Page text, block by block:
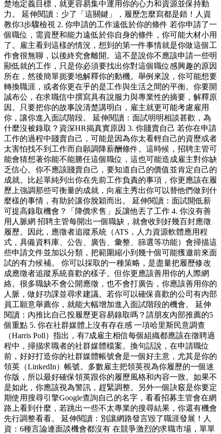
楚地定義目標，就更容易集中運用你的心力和資源並保持動
力。 延伸閱讀：少了「這關鍵」，履歷怎麼寫都是錯！人資
教你3步驟檢視 2. 你申請的工作遠低於你的條件 若你申請了一
個職位，需資歷和能力遠低於你自身的條件，你可能大材小用
了。雇主看到這樣的情況，想到的第一件事情就是你做這個工
作會很無聊，以後終究會離開。這不是說你不應該申請一些明
顯低就的工作，只是你必須要找出你對這個職位感興趣的原因
所在，然後簡單扼要地解釋你的動機。舉例來說，你可能想要
轉換職涯，或者你更在乎的是工作與生活之間的平衡。你要開
誠布公，在求職信中撰寫具有說服力與專業性的摘要，解釋原
因。只要把你的故事說清楚講明白，雇主就更可能考慮雇用
你，讓你進入面試階段。 延伸閱讀：面試明明相談甚歡，為
什麼沒被錄取？資深HR揭真實原因 3. 你賤賣自己 若你在申請
工作的過程中賤賣自己，可能是因為你太看輕自己的資歷或者
太害怕找不到工作而自願調降薪酬條件。這時候，招聘主管可
能會猜想著你能不能勝任這個職位，這也可能造成雇主對你缺
乏信心。你不應該賤賣自己，要知道自己的價值並肯定自己的
成就。比起單純列出你在先前工作負責的事項，你更應該在履
歷上強調那些可衡量的成就，向雇主秀出你可以替他們做到什
麼樣的事情，有助於讓你脫穎而出。 延伸閱讀：面試開低薪
可提高錄取機會？「降價求售」反讓他丟了工作 4. 你沒有善
用人脈網 招聘主管每開出一個職缺，就會收到好幾百封應徵
履歷。因此，應徵者追蹤系統（ATS，人力資源軟體應用程
式，具備資料庫、公告、廣告、彙整、篩選等功能）會掃描這
些申請文件並加以分類，把範圍縮小到幾十個可能獲邀前來面
試的有力候補。 你可以採取的一種策略，是盡量把履歷修改
成應徵者追蹤系統喜歡的樣子。但你更應該善用你的人際網
絡。很多職缺不會公開應徵，也不會打廣告，你應該善用你的
人脈，做好功課並尋求建議。若你可以確保喜歡的公司有內部
員工願意舉薦你，就能大幅增加進入面試階段的機會。 延伸
閱讀：內推比自己投履歷更容易錄取嗎？請朋友內部推薦的5
個重點 5. 你在社群媒體上沒有存在感 一項哈里斯民意調查
（Harris Poll）指出，有7成雇主相信每個組織都應該在徵聘過
程中，掃描求職者的社群媒體檔案。換句話說，在申請職位
前，好好打造你的社群媒體帳號會是一個好主意，尤其是你的
領英（LinkedIn）帳號。多數雇主把領英視為你履歷的一個迷
你版，所以最好確保領英跟你的履歷風格和內容一致。如果不
是如此，你應該視為警訊，趕緊調整。另外一個訣竅是你要定
期使用搜尋引擎Google查詢自己的名字，看看招募主管會在網
路上看到什麼，若跳出一些不太專業的搜尋結果，你還有機會
先行調整看看。 延伸閱讀：別讓網路發言毀了職涯發展！人
資：6種言論連面談機會都沒有 在競爭激烈的求職市場，單單